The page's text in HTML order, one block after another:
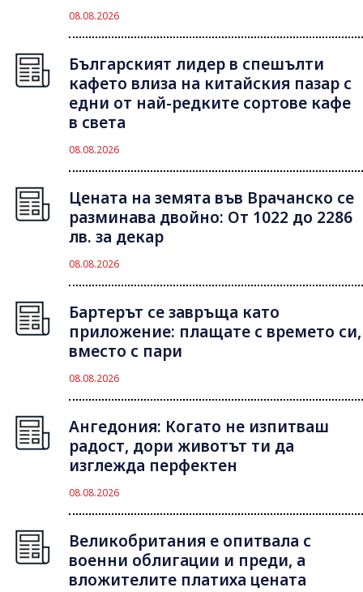
08.08.2026
Българският лидер в спешълти
кафето влиза на китайския пазар с
едни от най-редките сортове кафе
в света
08.08.2026
Цената на земята във Врачанско се
разминава двойно: От 1022 до 2286
лв. за декар
08.08.2026
Бартерът се завръща като
приложение: плащате с времето си,
вместо с пари
08.08.2026
Ангедония: Когато не изпитваш
радост, дори животът ти да
изглежда перфектен
08.08.2026
Великобритания е опитвала с
военни облигации и преди, а
вложителите платиха цената